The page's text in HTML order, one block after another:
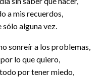
a mis recuerdos,
sólo alguna vez.
sonreír a los problemas,
lo que quiero,
por tener miedo,